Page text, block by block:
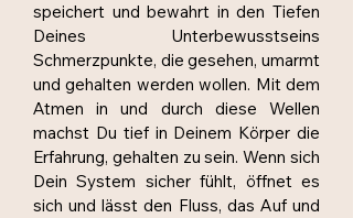
speichert und bewahrt in den Tiefen
Deines Unterbewusstseins
Schmerzpunkte, die gesehen, umarmt
und gehalten werden wollen. Mit dem
Atmen in und durch diese Wellen
machst Du tief in Deinem Körper die
Erfahrung, gehalten zu sein. Wenn sich
Dein System sicher fühlt, öffnet es
sich und lässt den Fluss, das Auf und